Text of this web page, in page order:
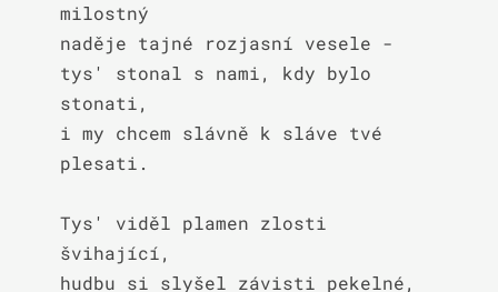
milostný
naděje tajné rozjasní vesele -
tys' stonal s nami, kdy bylo
stonati,
i my chcem slávně k sláve tvé
plesati.
Tys' viděl plamen zlosti
švihající,
hudbu si slyšel závisti pekelné,